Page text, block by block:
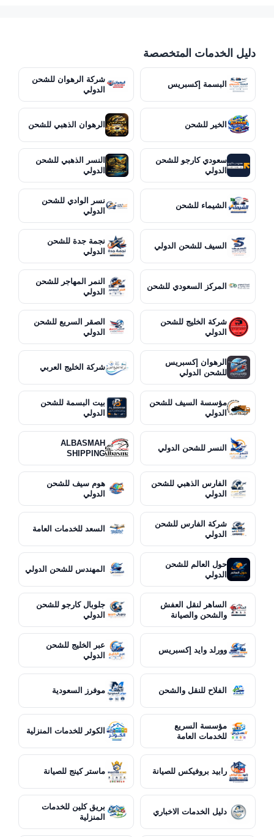
دليل الخدمات المتخصصة
البسمة إكسبريس
شركة الرهوان للشحن
الدولي
الخير للشحن الرهوان الذهبي للشحن
سعودي كارجو للشحن
الدولي
النسر الذهبي للشحن
الدولي
الشيماء للشحن
نسر الوادي للشحن
الدولي
السيف للشحن الدولي
نجمة جدة للشحن
الدولي
المركز السعودي للشحن
النمر المهاجر للشحن
الدولي
شركة الخليج للشحن
الدولي
الصقر السريع للشحن
الدولي
الرهوان إكسبريس
للشحن الدولي
شركة الخليج العربي
مؤسسة السيف للشحن
الدولي
بيت البسمة للشحن
الدولي
النسر للشحن الدولي
ALBASMAH
SHIPPING
الفارس الذهبي للشحن
الدولي
هوم سيف للشحن
الدولي
شركة الفارس للشحن
الدولي
السعد للخدمات العامة
حول العالم للشحن
الدولي
المهندس للشحن الدولي
الساهر لنقل العفش
والشحن والصيانة
جلوبال كارجو للشحن
الدولي
وورلد وايد إكسبريس
عبر الخليج للشحن
الدولي
الفلاح للنقل والشحن موفرز السعودية
مؤسسة السريع
للخدمات العامة
الكوثر للخدمات المنزلية
رابيد بروفيكس للصيانة ماستر كينج للصيانة
دليل الخدمات الاخباري
بريق كلين للخدمات
المنزلية